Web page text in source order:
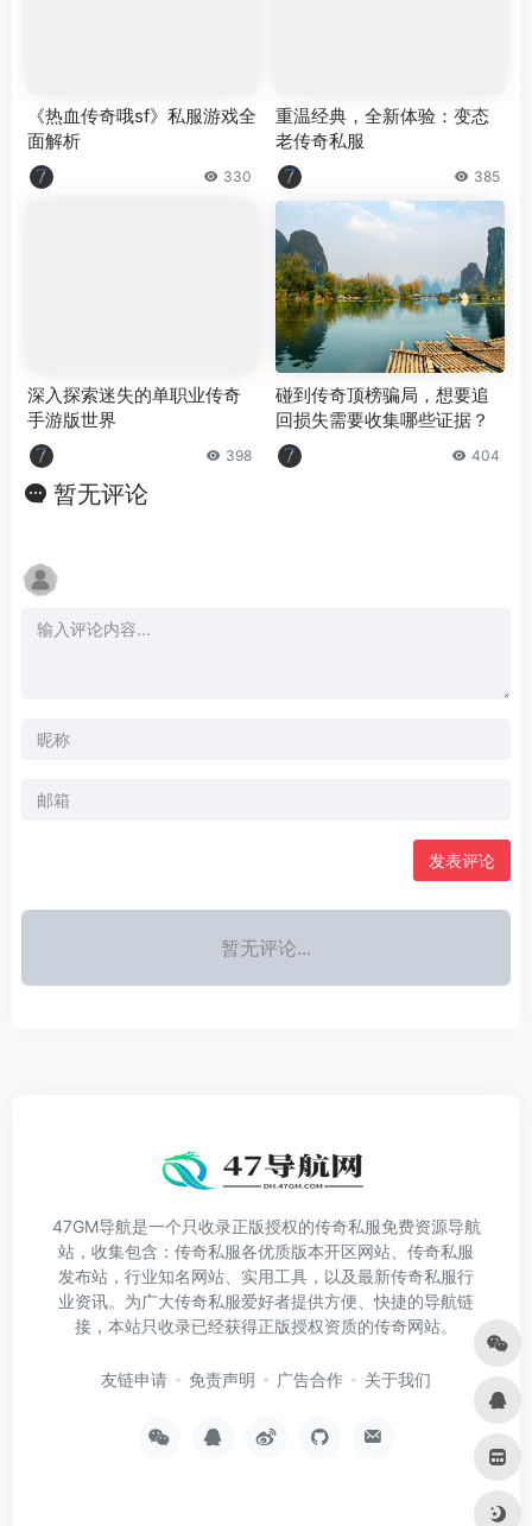
《热血传奇哦sf》私服游戏全
面解析
330
重温经典，全新体验：变态
老传奇私服
385
深入探索迷失的单职业传奇
手游版世界
398
碰到传奇顶榜骗局，想要追
回损失需要收集哪些证据？
404
暂无评论
发表评论
暂无评论...
47GM导航是一个只收录正版授权的传奇私服免费资源导航
站，收集包含：传奇私服各优质版本开区网站、传奇私服
发布站，行业知名网站、实用工具，以及最新传奇私服行
业资讯。为广大传奇私服爱好者提供方便、快捷的导航链
接，本站只收录已经获得正版授权资质的传奇网站。
友链申请 免责声明 广告合作 关于我们